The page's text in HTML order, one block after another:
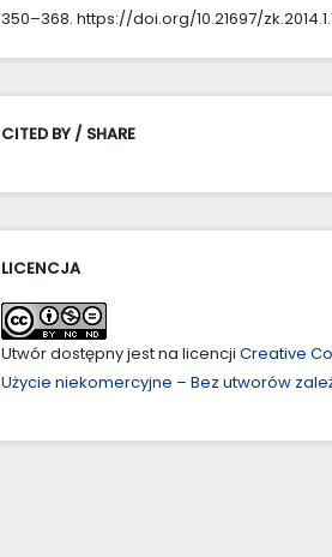
350–368. https://doi.org/10.21697/
CITED BY / SHARE
LICENCJA
Utwór dostępny jest na licencji Creative
Użycie niekomercyjne – Bez utworów